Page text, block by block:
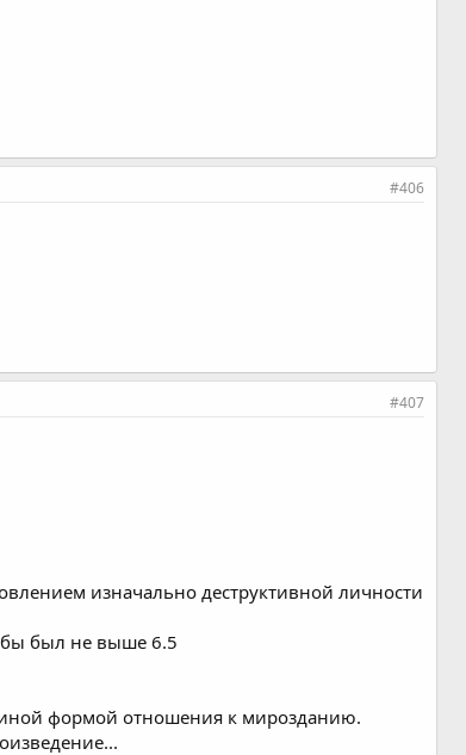
#406
#407
изначально деструктивной личности
бы был не выше 6.5
формой отношения к мирозданию.